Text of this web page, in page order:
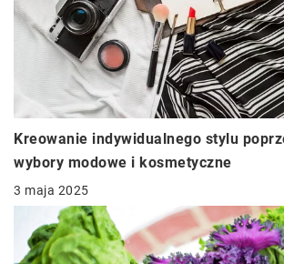
Kreowanie indywidualnego stylu
wybory modowe i kosmetyczne
3 maja 2025